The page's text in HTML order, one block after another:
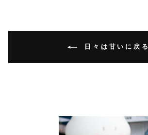
日々は甘いに戻る